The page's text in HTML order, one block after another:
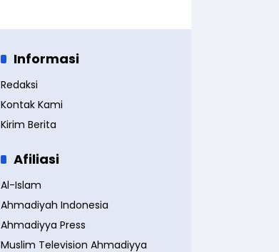
Informasi
Redaksi
Kontak Kami
Kirim Berita
Afiliasi
Al-Islam
Ahmadiyah Indonesia
Ahmadiyya Press
Muslim Television Ahmadiyya